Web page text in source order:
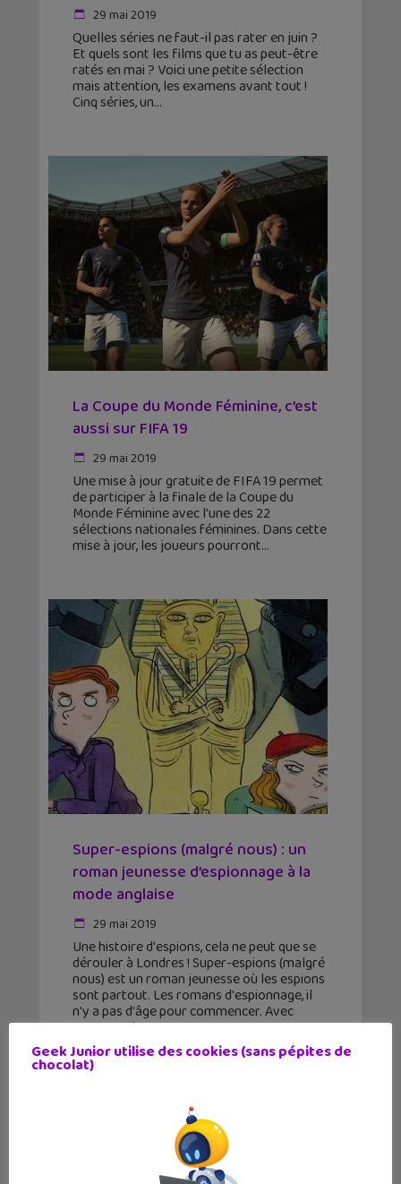
29 mai 2019
Quelles séries ne faut-il pas rater en juin ?
Et quels sont les films que tu as peut-être
ratés en mai ? Voici une petite sélection
mais attention, les examens avant tout !
Cinq séries, un
La Coupe du Monde Féminine, c’est
aussi sur FIFA 19
29 mai 2019
Une mise à jour gratuite de FIFA 19 permet
de participer à la finale de la Coupe du
Monde Féminine avec l’une des 22
sélections nationales féminines. Dans cette
mise à jour, les joueurs pourront
Super-espions (malgré nous) : un
roman jeunesse d’espionnage à la
mode anglaise
29 mai 2019
Une histoire d'espions, cela ne peut que se
dérouler à Londres ! Super-espions (malgré
nous) est un roman jeunesse où les espions
sont partout. Les romans d'espionnage, il
n'y a pas d'âge pour commencer. Avec
Super-espions
Geek Junior utilise des cookies (sans pépites de
chocolat)